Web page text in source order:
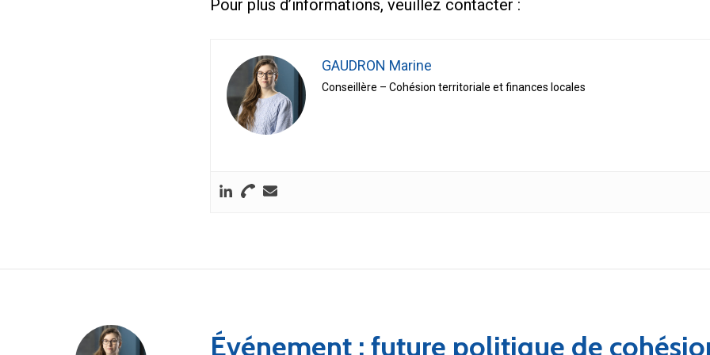
Pour plus d’informations, veuillez contacter :
GAUDRON Marine
Conseillère – Cohésion territoriale et finances locales
Événement : future politique de